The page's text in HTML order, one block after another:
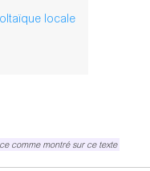
locale
comme montré sur ce texte